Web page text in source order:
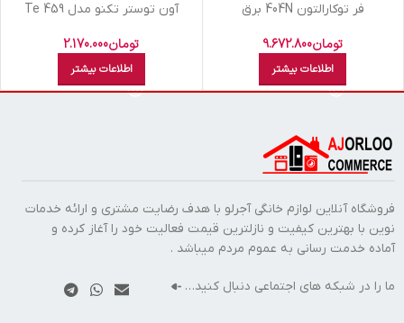
فر توکارالتون 404N برق
تومان9.672.800
اطلاعات بیشتر
آون توستر تکنو مدل Te 459
تومان2.170.000
اطلاعات بیشتر
فروشگاه آنلاین لوازم خانگی آجرلو با هدف رضایت مشتری و ارائه خدمات
نوین با بهترین کیفیت و نازلترین قیمت فعالیت خود را آغاز کرده و
آماده خدمت رسانی به عموم مردم میباشد .
ما را در شبکه های اجتماعی دنبال کنید…